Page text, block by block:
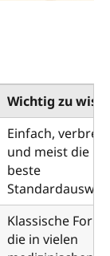
Wichtig zu
Einfach,
und meist die
beste
Klassische
die in vielen